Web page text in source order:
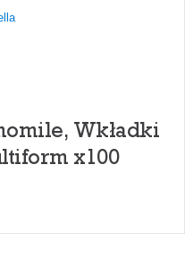
Wkładki
x100